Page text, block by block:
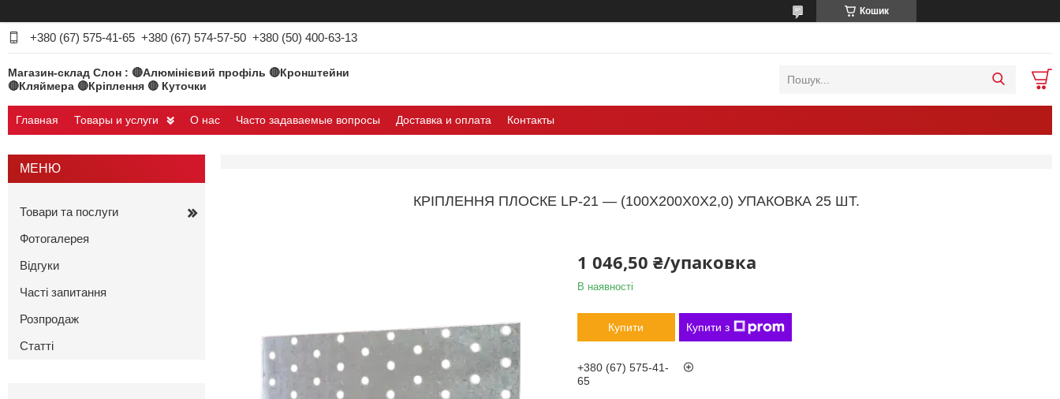
Кошик
+380 (67) 575-41-65 +380 (67) 574-57-50 +380 (50) 400-63-13
Магазин-склад Слон : 🔴Алюмінієвий профіль 🔴Кронштейни
🔴Кляймера 🔴Кріплення 🔴 Куточки
Главная Товары и услуги О нас Часто задаваемые вопросы Доставка и оплата Контакты
КРІПЛЕННЯ ПЛОСКЕ LP-21 — (100Х200Х0Х2,0) УПАКОВКА 25 ШТ.
1 046,50 ₴/упаковка
В наявності
Купити Купити з
+380 (67) 575-41-
65
Товари та послуги
Фотогалерея
Відгуки
Часті запитання
Розпродаж
Статті